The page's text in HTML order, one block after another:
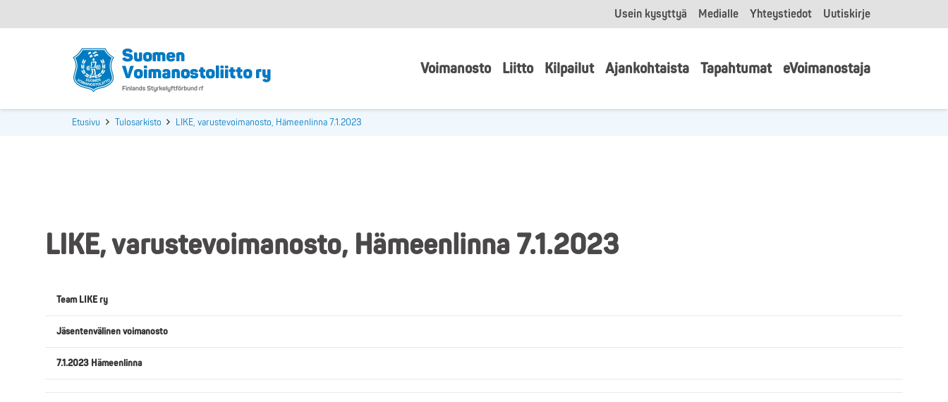
Usein kysyttyä Medialle Yhteystiedot Uutiskirje
Voimanosto Liitto Kilpailut Ajankohtaista Tapahtumat eVoimanostaja
Etusivu Tulosarkisto LIKE, varustevoimanosto, Hämeenlinna 7.1.2023
LIKE, varustevoimanosto, Hämeenlinna 7.1.2023
Team LIKE ry
Jäsentenvälinen voimanosto
7.1.2023 Hämeenlinna